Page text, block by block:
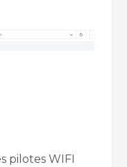
pilotes WIFI